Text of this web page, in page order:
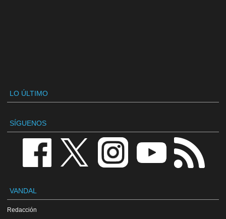
LO ÚLTIMO
SÍGUENOS
VANDAL
Redacción